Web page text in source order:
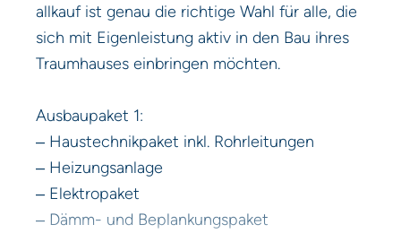
allkauf ist genau die richtige Wahl für alle, die
sich mit Eigenleistung aktiv in den Bau ihres
Traumhauses einbringen möchten.
Ausbaupaket 1:
‒ Haustechnikpaket inkl. Rohrleitungen
‒ Heizungsanlage
‒ Elektropaket
‒ Dämm- und Beplankungspaket